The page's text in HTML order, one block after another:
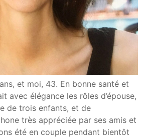
et moi, 43. En bonne santé et
avec élégance les rôles d’épouse,
de trois enfants, et de
très appréciée par ses amis et
été en couple pendant bientôt